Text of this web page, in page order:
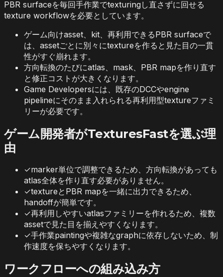
PBR surfaceを毎回手作業でtexturingし直さずに回せる
texture workflowを必要としています。
ゲーム向けasset、kit、再利用できるPBR surfaceで
は、assetごとに別々にtextureを作ると見た目の一貫
性がすぐ崩れます。
方向転換のたびにatlas、mask、PBR mapを作り直す
と修正コストが大きくなります。
Game Developersには、既存のDCCやengine
pipelineにそのまま入れられる再利用型textureファミ
リーが必要です。
ゲーム開発者がTexturesFastを選ぶ理
由
✓marker単位で調整できるため、方向転換があっても
atlas全体を作り直す必要がありません。
✓textureとPBR mapを一緒に出力できるため、
handoffが簡単です。
✓再利用しやすいatlasファミリーを作れるため、複数
assetで見た目を揃えやすくなります。
✓手作業paintingや複雑なgraphに依存しないため、制
作速度を保ちやすくなります。
ワークフローへの組み込み方